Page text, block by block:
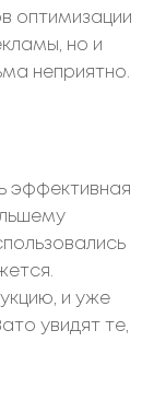
оптимизации
но и
неприятно.
эффективная
и уже
увидят те,